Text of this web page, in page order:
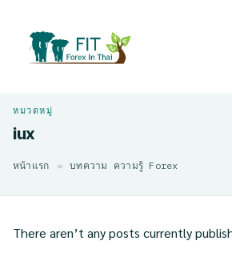
iux
หน้าแรก » บทความ ความรู้ Forex
There aren’t any posts currently